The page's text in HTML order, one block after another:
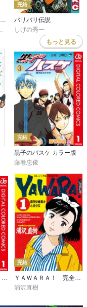
完結
バリバリ伝説
しげの秀一
もっと見る
完結
黒子のバスケ カラー版
藤巻忠俊
完結
浦沢直樹